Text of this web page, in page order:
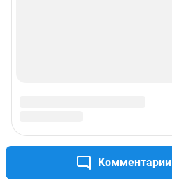
Комментарии